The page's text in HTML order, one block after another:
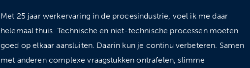
Met 25 jaar werkervaring in de procesindustrie, voel ik me daar
helemaal thuis. Technische en niet-technische processen moeten
goed op elkaar aansluiten. Daarin kun je continu verbeteren. Samen
met anderen complexe vraagstukken ontrafelen, slimme